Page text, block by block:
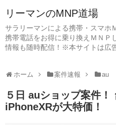
リーマンのMNP道場
サラリーマンによる携帯・スマホ
携帯電話をお得に乗り換えＭＮＰ
情報も随時配信！※本サイトは広
ホーム 案件速報 au
５日 auショップ案件！
iPhoneXRが大特価！